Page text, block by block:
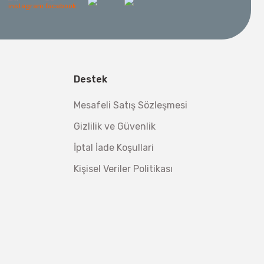
12 kVA
Destek
Mesafeli Satış Sözleşmesi
Gizlilik ve Güvenlik
İptal İade Koşullari
Kişisel Veriler Politikası